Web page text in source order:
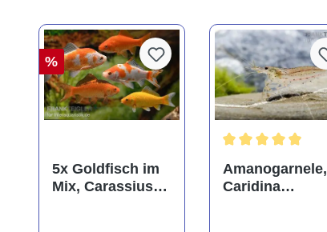
%
5x Goldfisch im
Mix, Carassius
Amanogarnele,
Caridina